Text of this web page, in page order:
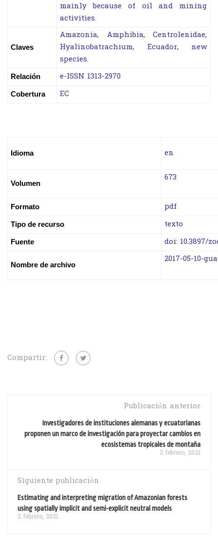
mainly because of oil and mining
activities.
Claves
Amazonia, Amphibia, Centrolenidae,
Hyalinobatrachium, Ecuador, new
species.
Relación e-ISSN 1313-2970
Cobertura EC
Idioma
Volumen
Formato
Tipo de recurso texto
Fuente doi: 10.3897/
Nombre de archivo
2017-05-10-
Compartir:
Publicación anterior
Investigadores de instituciones alemanas y ecuatorianas
proponen un marco de investigación para proyectar cambios en
ecosistemas tropicales de montaña
2 febrero, 2021
Siguiente publicación
Estimating and interpreting migration of Amazonian forests
using spatially implicit and semi-explicit neutral models
2 febrero, 2021